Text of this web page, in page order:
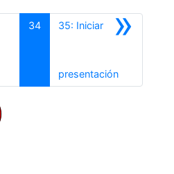
34 »
35: Iniciar
presentaciónSiguiente